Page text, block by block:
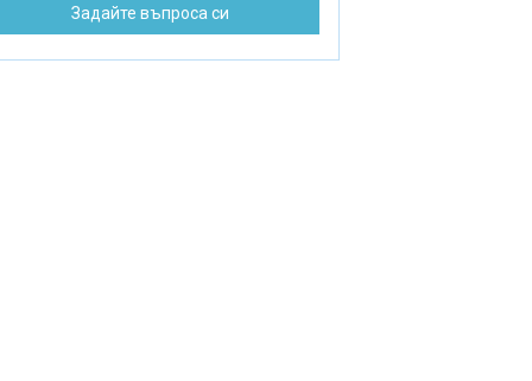
на помпата
Задайте въпроса си